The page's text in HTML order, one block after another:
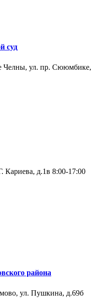
суд
Челны, ул. пр. Сююмбике,
Кариева, д.1в 8:00-17:00
района
ул. Пушкина, д.69б